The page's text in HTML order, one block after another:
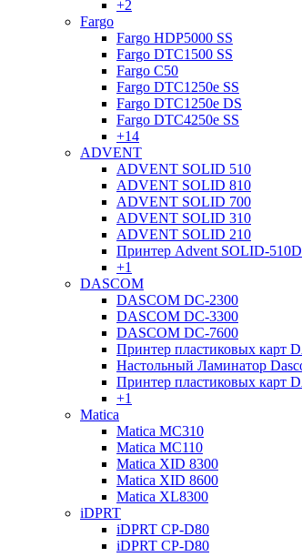
+2
Fargo
Fargo HDP5000 SS
Fargo DTC1500 SS
Fargo C50
Fargo DTC1250e SS
Fargo DTC1250e DS
Fargo DTC4250e SS
+14
ADVENT
ADVENT SOLID 510
ADVENT SOLID 810
ADVENT SOLID 700
ADVENT SOLID 310
ADVENT SOLID 210
Принтер Advent SOLID-
+1
DASCOM
DASCOM DC-2300
DASCOM DC-3300
DASCOM DC-7600
Принтер пластиковых карт
Настольный Ламинатор
Принтер пластиковых карт
+1
Matica
Matica MC310
Matica MC110
Matica XID 8300
Matica XID 8600
Matica XL8300
iDPRT
iDPRT CP-D80
iDPRT CP-D80